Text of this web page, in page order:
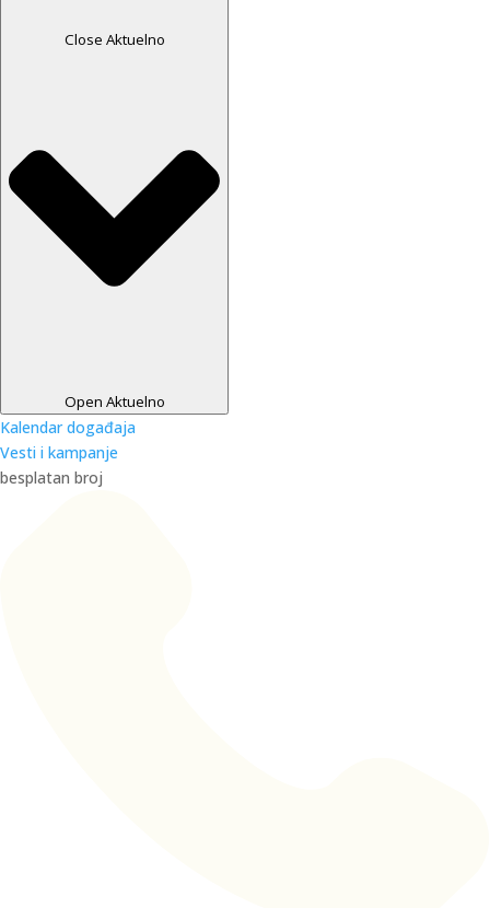
Close Aktuelno
Open Aktuelno
Kalendar događaja
Vesti i kampanje
besplatan broj